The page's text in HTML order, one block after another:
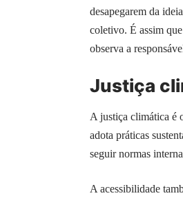
desapegarem da
coletivo. É assim
observa a
Justiça
A justiça climática é
adota práticas
seguir normas
A acessibilidade